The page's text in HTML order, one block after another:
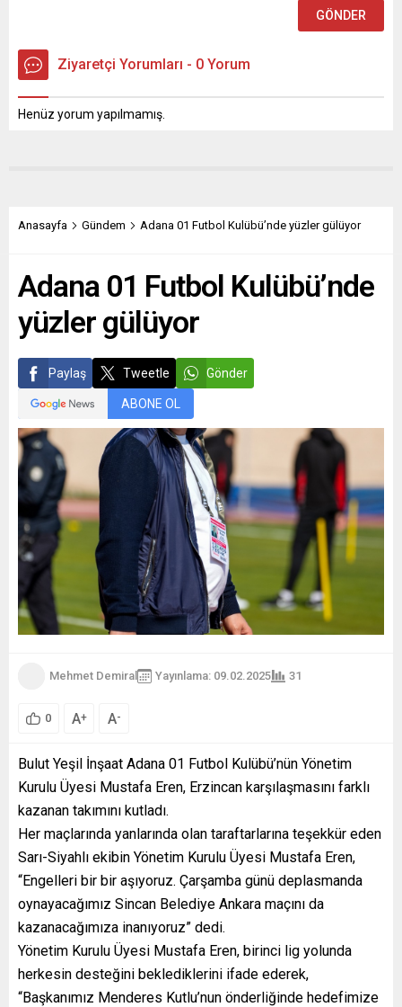
Ziyaretçi Yorumları - 0 Yorum
Henüz yorum yapılmamış.
Anasayfa Gündem Adana 01 Futbol Kulübü’nde yüzler gülüyor
Adana 01 Futbol Kulübü’nde
yüzler gülüyor
Paylaş Tweetle Gönder
ABONE OL
Mehmet Demiral Yayınlama: 09.02.2025 31
0 A+ A-
Bulut Yeşil İnşaat Adana 01 Futbol Kulübü’nün Yönetim
Kurulu Üyesi Mustafa Eren, Erzincan karşılaşmasını farklı
kazanan takımını kutladı.
Her maçlarında yanlarında olan taraftarlarına teşekkür eden
Sarı-Siyahlı ekibin Yönetim Kurulu Üyesi Mustafa Eren,
“Engelleri bir bir aşıyoruz. Çarşamba günü deplasmanda
oynayacağımız Sincan Belediye Ankara maçını da
kazanacağımıza inanıyoruz” dedi.
Yönetim Kurulu Üyesi Mustafa Eren, birinci lig yolunda
herkesin desteğini beklediklerini ifade ederek,
“Başkanımız Menderes Kutlu’nun önderliğinde hedefimize